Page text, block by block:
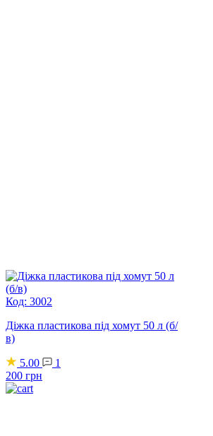
Код: 3002
Діжка пластикова під хомут 50 л (б/
в)
5.00
1
200 грн